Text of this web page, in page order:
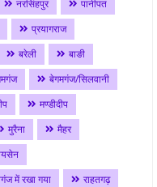
नरसिंहपुर
पानीपत
प्रयागराज
बरेली
बाङी
बेगमगंज/सिलवानी
मण्डीदीप
मुरैना
मैहर
में रखा गया
राहतगढ़